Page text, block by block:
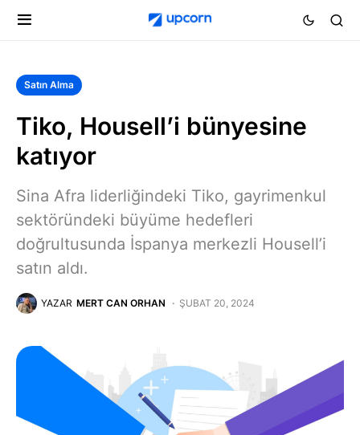
Satın Alma
Tiko, Housell’i bünyesine
katıyor
Sina Afra liderliğindeki Tiko, gayrimenkul
sektöründeki büyüme hedefleri
doğrultusunda İspanya merkezli Housell’i
satın aldı.
YAZAR MERT CAN ORHAN ŞUBAT 20, 2024